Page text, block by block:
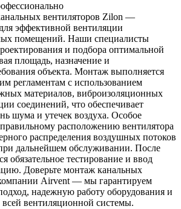
вентиляторов Zilon —
эффективной вентиляции
помещений. Наши специалисты
и подбора оптимальной
площадь, назначение и
объекта. Монтаж выполняется
регламентам с использованием
материалов, виброизоляционных
соединений, что обеспечивает
шума и утечек воздуха. Особое
расположению вентилятора
распределения воздушных потоков
дальнейшем обслуживании. После
обязательное тестирование и ввод
Доверьте монтаж канальных
Airvent — мы гарантируем
надежную работу оборудования и
вентиляционной системы.